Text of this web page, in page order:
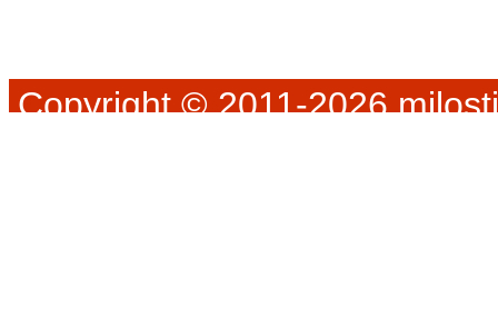
Copyright © 2011-2026